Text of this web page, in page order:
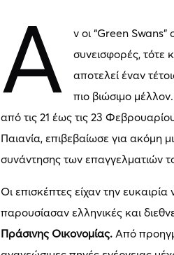
Α
ν οι “Green
συνεισφορές, τότε
αποτελεί έναν
πιο βιώσιμο
από τις 21 έως τις 23
Παιανία, επιβεβαίωσε για
συνάντησης των επαγγελματιών
Οι επισκέπτες είχαν την
παρουσίασαν ελληνικές και
Πράσινης Οικονομίας. Από